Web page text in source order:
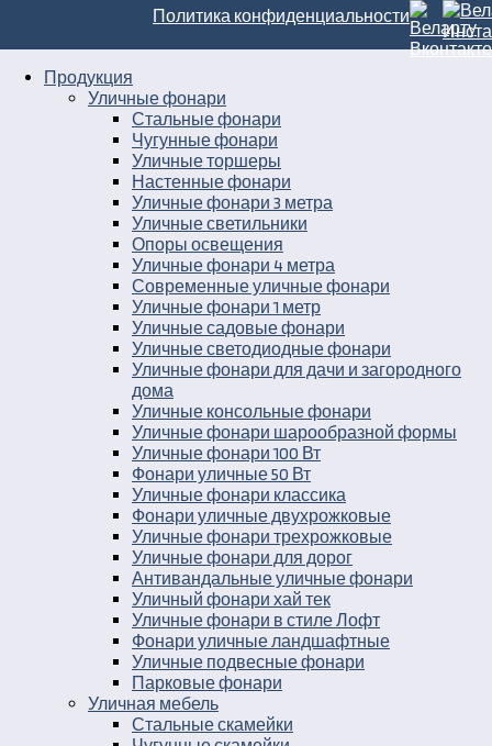
Политика конфиденциальности
Продукция
Уличные фонари
Стальные фонари
Чугунные фонари
Уличные торшеры
Настенные фонари
Уличные фонари 3 метра
Уличные светильники
Опоры освещения
Уличные фонари 4 метра
Современные уличные фонари
Уличные фонари 1 метр
Уличные садовые фонари
Уличные светодиодные фонари
Уличные фонари для дачи и загородного
дома
Уличные консольные фонари
Уличные фонари шарообразной формы
Уличные фонари 100 Вт
Фонари уличные 50 Вт
Уличные фонари классика
Фонари уличные двухрожковые
Уличные фонари трехрожковые
Уличные фонари для дорог
Антивандальные уличные фонари
Уличный фонари хай тек
Уличные фонари в стиле Лофт
Фонари уличные ландшафтные
Уличные подвесные фонари
Парковые фонари
Уличная мебель
Стальные скамейки